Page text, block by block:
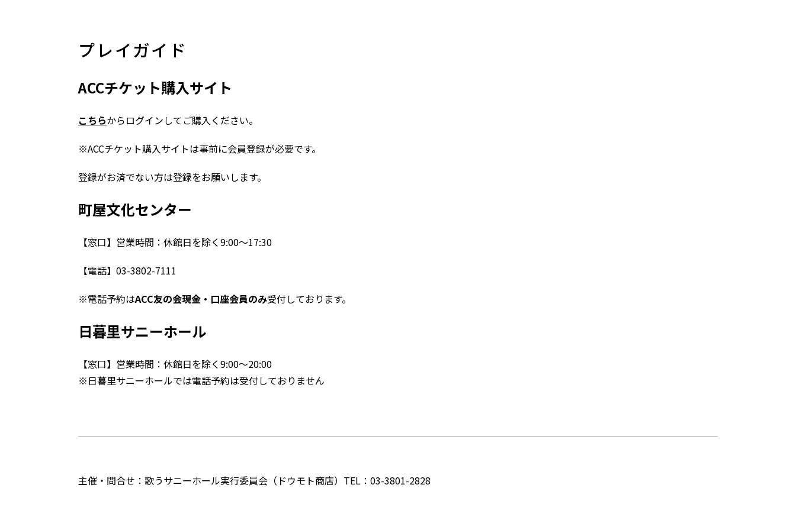
プレイガイド
ACCチケット購入サイト
こちらからログインしてご購入ください。
※ACCチケット購入サイトは事前に会員登録が必要です。
登録がお済でない方は登録をお願いします。
町屋文化センター
【窓口】営業時間：休館日を除く9:00～17:30
【電話】03-3802-7111
※電話予約はACC友の会現金・口座会員のみ受付しております。
日暮里サニーホール
【窓口】営業時間：休館日を除く9:00～20:00
※日暮里サニーホールでは電話予約は受付しておりません
主催・問合せ：歌うサニーホール実行委員会（ドウモト商店）TEL：03-3801-2828